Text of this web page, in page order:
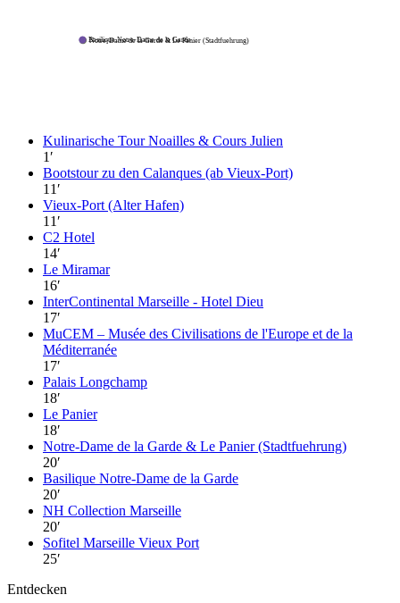
Notre-Dame de la Garde & Le Panier (Stadtfuehrung)
Basilique Notre-Dame de la Garde
Kulinarische Tour Noailles & Cours Julien
1′
Bootstour zu den Calanques (ab Vieux-Port)
11′
Vieux-Port (Alter Hafen)
11′
C2 Hotel
14′
Le Miramar
16′
InterContinental Marseille - Hotel Dieu
17′
MuCEM – Musée des Civilisations de l'Europe et de la
Méditerranée
17′
Palais Longchamp
18′
Le Panier
18′
Notre-Dame de la Garde & Le Panier (Stadtfuehrung)
20′
Basilique Notre-Dame de la Garde
20′
NH Collection Marseille
20′
Sofitel Marseille Vieux Port
25′
Entdecken